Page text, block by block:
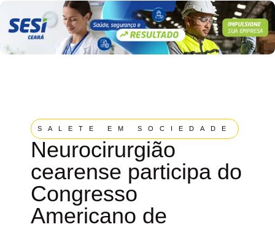
SALETE EM SOCIEDADE
Neurocirurgião
cearense participa do
Congresso
Americano de